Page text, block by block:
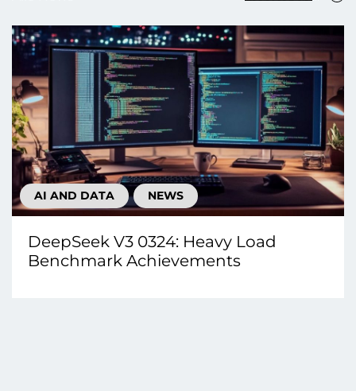
AI AND DATA NEWS
DeepSeek V3 0324: Heavy Load
Benchmark Achievements